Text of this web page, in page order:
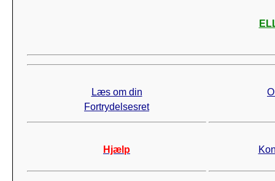
Læs om din
Fortrydelsesret
Hjælp